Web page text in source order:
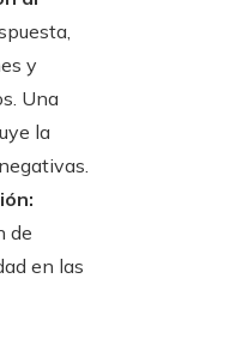
y
Una
la
de
en las